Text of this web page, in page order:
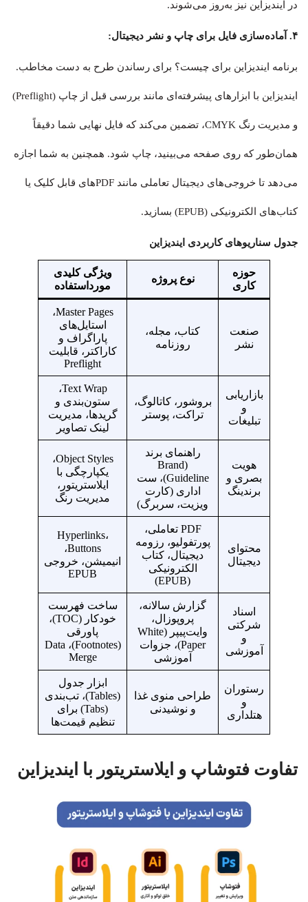
در ایندیزاین نیز به‌روز می‌شوند.
۴. آماده‌سازی فایل برای چاپ و نشر دیجیتال:
برنامه ایندیزاین برای چیست؟ برای رساندن طرح به دست مخاطب.
ایندیزاین با ابزارهای پیشرفته‌ای مانند بررسی قبل از چاپ (Preflight)
و مدیریت رنگ CMYK، تضمین می‌کند که فایل نهایی شما دقیقاً
همان‌طور که روی صفحه می‌بینید، چاپ شود. همچنین به شما اجازه
می‌دهد تا خروجی‌های دیجیتال تعاملی مانند PDFهای قابل کلیک یا
کتاب‌های الکترونیکی (EPUB) بسازید.
جدول سناریوهای کاربردی ایندیزاین
حوزه
کاری
نوع پروژه
ویژگی کلیدی
مورداستفاده
صنعت
نشر
کتاب، مجله،
روزنامه
Master Pages،
استایل‌های
پاراگراف و
کاراکتر، قابلیت
Preflight
بازاریابی
و
تبلیغات
بروشور، کاتالوگ،
تراکت، پوستر
Text Wrap،
ستون‌بندی و
گریدها، مدیریت
لینک تصاویر
هویت
بصری و
برندینگ
راهنمای برند
(Brand
Guideline)، ست
اداری (کارت
ویزیت، سربرگ)
Object Styles،
یکپارچگی با
ایلاستریتور،
مدیریت رنگ
محتوای
دیجیتال
PDF تعاملی،
پورتفولیو، رزومه
دیجیتال، کتاب
الکترونیکی
(EPUB)
Hyperlinks،
Buttons،
انیمیشن، خروجی
EPUB
اسناد
شرکتی
و
آموزشی
گزارش سالانه،
پروپوزال،
وایت‌پیپر (White
Paper)، جزوات
آموزشی
ساخت فهرست
خودکار (TOC)،
پاورقی
(Footnotes)، Data
Merge
رستوران
و
هتلداری
طراحی منوی غذا
و نوشیدنی
ابزار جدول
(Tables)، تب‌بندی
(Tabs) برای
تنظیم قیمت‌ها
تفاوت فتوشاپ و ایلاستریتور با ایندیزاین